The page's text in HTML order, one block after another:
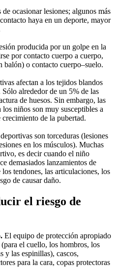
ocasionar lesiones; algunos más
haya en un deporte, mayor
producida por un golpe en la
por contacto cuerpo a cuerpo,
balón) o contacto cuerpo–suelo.
afectan a los tejidos blandos
alrededor de un 5% de las
de huesos. Sin embargo, las
los niños son muy susceptibles a
de la pubertad.
son torceduras (lesiones
en los músculos). Muchas
es decir cuando el niño
demasiados lanzamientos de
tendones, las articulaciones, los
de causar daño.
el riesgo de
El equipo de protección apropiado
el cuello, los hombros, los
y las espinillas), cascos,
para la cara, copas protectoras